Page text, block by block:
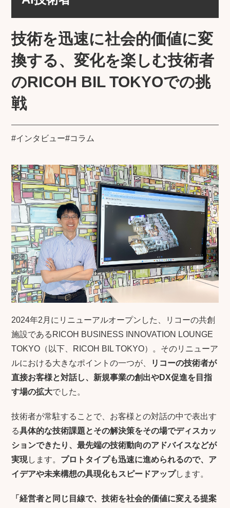
技術を迅速に社会的価値に変
換する、変化を楽しむ技術者
のRICOH BIL TOKYOでの挑
戦
#インタビュー#コラム
2024年2月にリニューアルオープンした、リコーの共創
施設であるRICOH BUSINESS INNOVATION LOUNGE
TOKYO（以下、RICOH BIL TOKYO）。そのリニューア
ルにおける大きなポイントの一つが、
リコーの技術者が
直接お客様と対話し、新規事業の創出やDX促進を目指
す場の拡大でした。
技術者が常駐することで、お客様との対話の中で表出す
る具体的な技術課題とその解決策をその場でディスカッ
ションできたり、最先端の技術動向のアドバイスなどが
実現します。 プロトタイプも迅速に進められるので、ア
イデアや未来構想の具現化もスピードアップします。
「経営者と同じ目線で、技術を社会的価値に変える提案